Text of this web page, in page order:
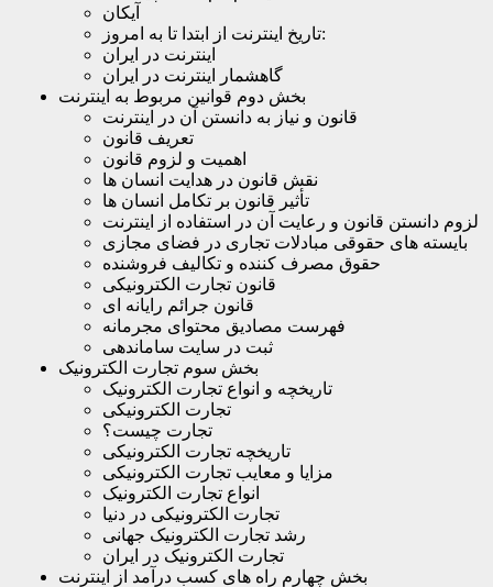
آیکان
تاریخ اینترنت از ابتدا تا به امروز:
اینترنت در ایران
گاهشمار اینترنت در ایران
بخش دوم قوانین مربوط به اینترنت
قانون و نیاز به دانستن آن در اینترنت
تعریف قانون
اهمیت و لزوم قانون
نقش قانون در هدایت انسان ها
تأثیر قانون بر تکامل انسان ها
لزوم دانستن قانون و رعایت آن در استفاده از اینترنت
بایسته های حقوقی مبادلات تجاری در فضای مجازی
حقوق مصرف کننده و تکالیف فروشنده
قانون تجارت الکترونیکی
قانون جرائم رایانه ای
فهرست مصادیق محتوای مجرمانه
ثبت در سایت ساماندهی
بخش سوم تجارت الکترونیک
تاریخچه و انواع تجارت الکترونیک
تجارت الکترونیکی
تجارت چیست؟
تاریخچه تجارت الکترونیکی
مزایا و معایب تجارت الکترونیکی
انواع تجارت الکترونیک
تجارت الکترونیکی در دنیا
رشد تجارت الکترونیک جهانی
تجارت الکترونیک در ایران
بخش چهارم راه های کسب درآمد از اینترنت